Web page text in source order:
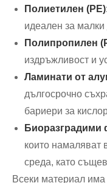
Полиетилен
идеален за
Полипропилен
издръжливост и
Ламинати от
дългосрочно
бариери за
Биоразградими
които намаляват
среда, като
Всеки материал